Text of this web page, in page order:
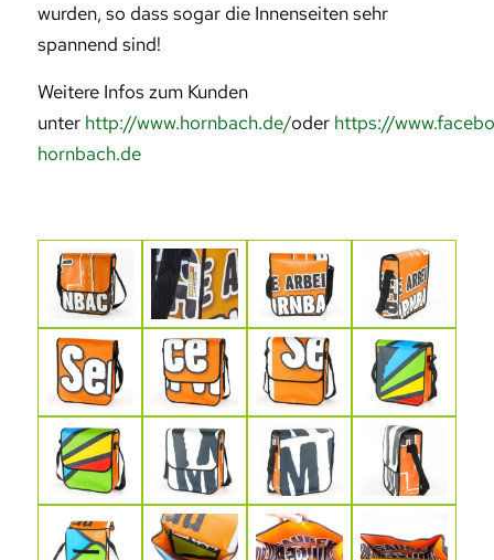
wurden, so dass sogar die Innenseiten sehr
spannend sind!
Weitere Infos zum Kunden
unter http://www.hornbach.de/oder https://
hornbach.de